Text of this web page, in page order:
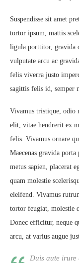
Suspendisse sit amet
tortor ipsum, mattis
ligula porttitor, gravida
vulputate arcu ac
felis viverra justo
sagittis felis id, semper
Vivamus tristique, odio
elit, vitae hendrerit ex
felis. Vivamus ornare
Maecenas gravida
metus sapien, placerat
quam molestie
eleifend. Vivamus
tortor feugiat, molestie
Donec efficitur, neque
arcu, at varius augue
Duis aute irure